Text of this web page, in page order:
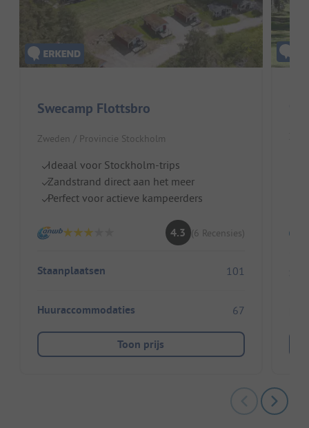
Swecamp Flottsbro
Zweden / Provincie Stockholm
Ideaal voor Stockholm-trips
Zandstrand direct aan het meer
Perfect voor actieve kampeerders
4.3 (6 Recensies)
Staanplaatsen 101
Huuraccommodaties 67
Toon prijs